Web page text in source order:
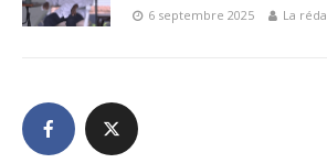
6 septembre 2025 La